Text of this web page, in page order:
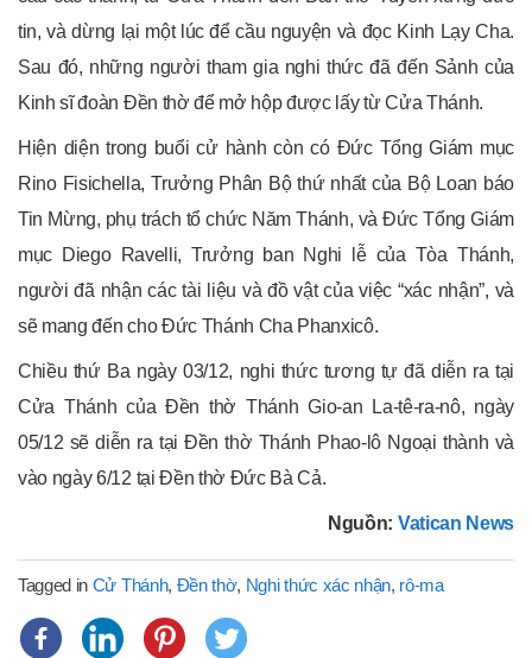
tin, và dừng lại một lúc để cầu nguyện và đọc Kinh Lạy Cha.
Sau đó, những người tham gia nghi thức đã đến Sảnh của
Kinh sĩ đoàn Đền thờ để mở hộp được lấy từ Cửa Thánh.
Hiện diện trong buổi cử hành còn có Đức Tổng Giám mục
Rino Fisichella, Trưởng Phân Bộ thứ nhất của Bộ Loan báo
Tin Mừng, phụ trách tổ chức Năm Thánh, và Đức Tổng Giám
mục Diego Ravelli, Trưởng ban Nghi lễ của Tòa Thánh,
người đã nhận các tài liệu và đồ vật của việc “xác nhận”, và
sẽ mang đến cho Đức Thánh Cha Phanxicô.
Chiều thứ Ba ngày 03/12, nghi thức tương tự đã diễn ra tại
Cửa Thánh của Đền thờ Thánh Gio-an La-tê-ra-nô, ngày
05/12 sẽ diễn ra tại Đền thờ Thánh Phao-lô Ngoại thành và
vào ngày 6/12 tại Đền thờ Đức Bà Cả.
Nguồn: Vatican News
Tagged in Cử Thánh, Đền thờ, Nghi thức xác nhận, rô-ma